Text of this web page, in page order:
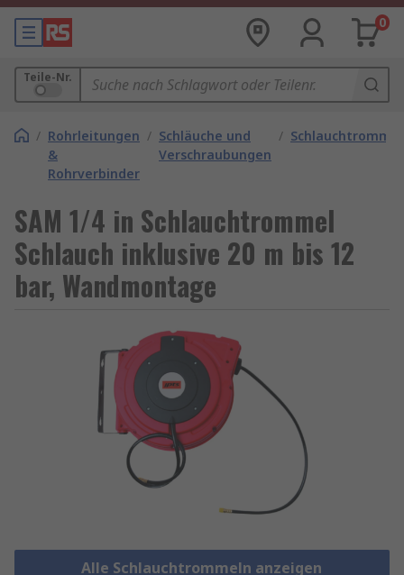
0
Teile-Nr.
/ Rohrleitungen
&
Rohrverbinder
/ Schläuche und
Verschraubungen
/
SAM 1/4 in Schlauchtrommel
Schlauch inklusive 20 m bis 12
bar, Wandmontage
Alle Schlauchtrommeln anzeigen